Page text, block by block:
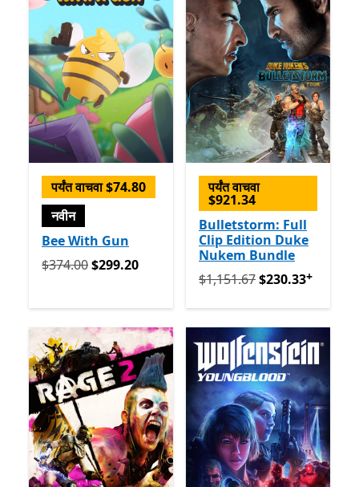
पर्यंत वाचवा $74.80
नवीन
Bee With Gun
मूलतः $374.00 आता $299.20
$374.00$299.20
पर्यंत वाचवा
$921.34
Bulletstorm: Full
Clip Edition Duke
Nukem Bundle
मूलतः $1,151.67 आता $230.33
$1,151.67$230.33+